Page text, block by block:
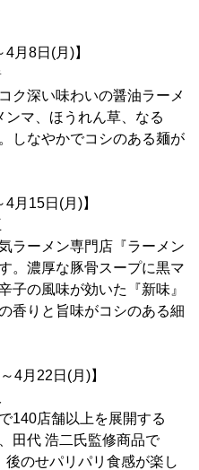
月8日(月)】
ク深い味わいの醤油ラーメ
マ、ほうれん草、なる
しなやかでコシのある麺が
月15日(月)】
ラーメン専門店『ラーメン
。濃厚な豚骨スープに黒マ
子の風味が効いた『新味』
香りと旨味がコシのある細
4月22日(月)】
140店舗以上を展開する
田代 浩二氏監修商品で
のせパリパリ食感が楽し